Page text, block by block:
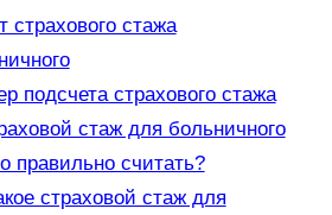
страхового стажа
подсчета страхового стажа
стаж для больничного
правильно считать?
страховой стаж для